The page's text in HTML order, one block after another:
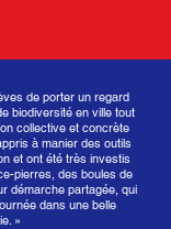
de porter un regard
biodiversité en ville tout
collective et concrète
à manier des outils
et ont été très investis
pierres, des boules de
démarche partagée, qui
dans une belle
»